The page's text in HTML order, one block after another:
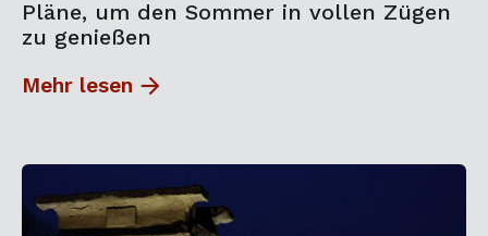
Pläne, um den Sommer in vollen Zügen
zu genießen
Mehr lesen